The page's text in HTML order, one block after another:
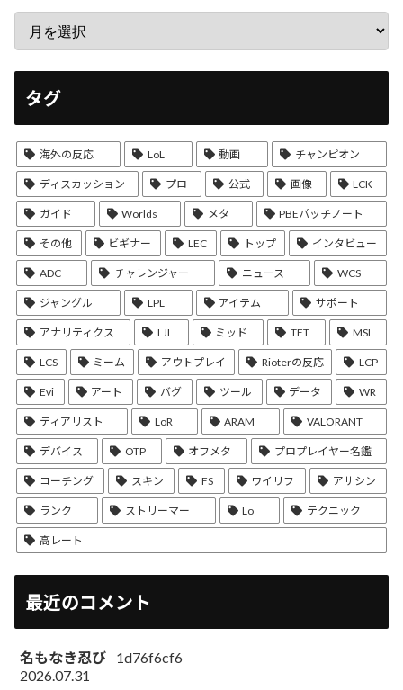
タグ
海外の反応 LoL 動画 チャンピオン
ディスカッション プロ 公式 画像 LCK
ガイド Worlds メタ PBEパッチノート
その他 ビギナー LEC トップ インタビュー
ADC チャレンジャー ニュース WCS
ジャングル LPL アイテム サポート
アナリティクス LJL ミッド TFT MSI
LCS ミーム アウトプレイ Rioterの反応 LCP
Evi アート バグ ツール データ WR
ティアリスト LoR ARAM VALORANT
デバイス OTP オフメタ プロプレイヤー名鑑
コーチング スキン FS ワイリフ アサシン
ランク ストリーマー Lo テクニック
高レート
最近のコメント
名もなき忍び
1d76f6cf6
2026.07.31